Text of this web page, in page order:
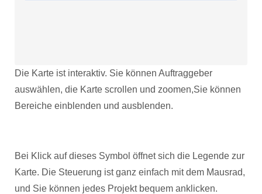
Die Karte ist interaktiv. Sie können Auftraggeber
auswählen, die Karte scrollen und zoomen,Sie können
Bereiche einblenden und ausblenden.
Bei Klick auf dieses Symbol öffnet sich die Legende zur
Karte. Die Steuerung ist ganz einfach mit dem Mausrad,
und Sie können jedes Projekt bequem anklicken.